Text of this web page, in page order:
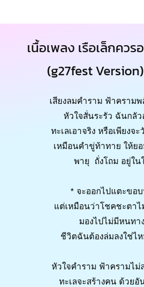
เนื้อเพลง เรือเล็กคว
(g27fest
เสียงลมคำราม ฟ้าคราม
หัวใจสั่นระรัว ฉันกลัว
ทะเลเอาจริง หรือเพียงจะ
เหมือนคำขู่ท้าทาย ให้ย
พายุ ถั่งโถม อยู่ใน
* จะออกไปแตะขอ
แต่เหมือนว่าโชคชะตาไ
มองไปไม่มีหนทา
ชีวิตฉันต้องล่มลงใช่ไห
หัวใจคำราม ฟ้าครามไม่
ทะเลจะสร้างคน ด้วยอั